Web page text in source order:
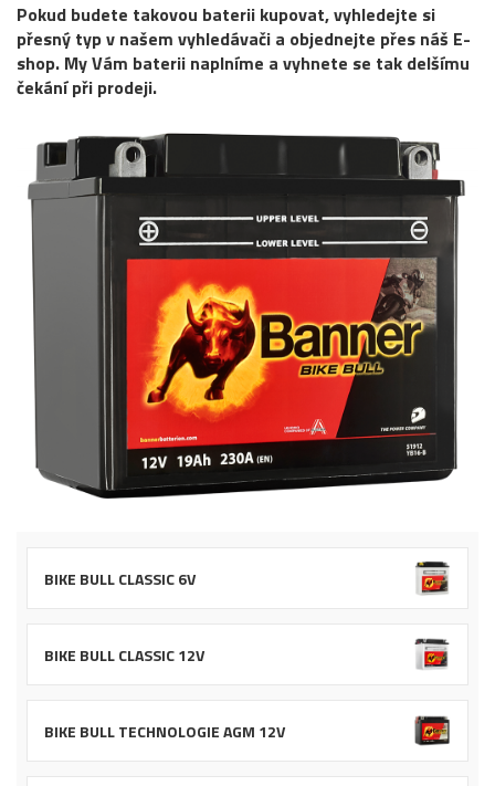
Pokud budete takovou baterii kupovat, vyhledejte si
přesný typ v našem vyhledávači a objednejte přes náš E-
shop. My Vám baterii naplníme a vyhnete se tak delšímu
čekání při prodeji.
BIKE BULL CLASSIC 6V
BIKE BULL CLASSIC 12V
BIKE BULL TECHNOLOGIE AGM 12V